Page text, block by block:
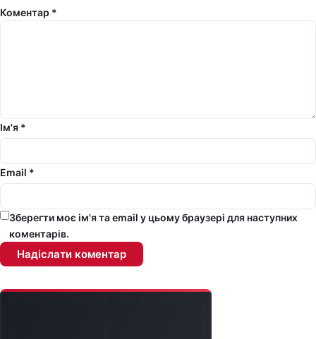
Коментар *
Ім'я *
Email *
Зберегти моє ім'я та email у цьому браузері для наступних
коментарів.